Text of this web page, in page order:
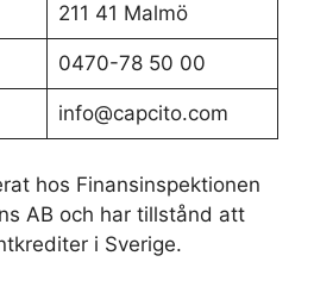
211 41 Malmö
0470-78 50 00
info@capcito.com
hos Finansinspektionen
AB och har tillstånd att
i Sverige.